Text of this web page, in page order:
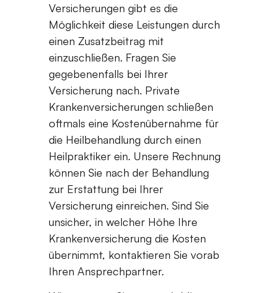
Versicherungen gibt es die
Möglichkeit diese Leistungen durch
einen Zusatzbeitrag mit
einzuschließen. Fragen Sie
gegebenenfalls bei Ihrer
Versicherung nach. Private
Krankenversicherungen schließen
oftmals eine Kostenübernahme für
die Heilbehandlung durch einen
Heilpraktiker ein. Unsere Rechnung
können Sie nach der Behandlung
zur Erstattung bei Ihrer
Versicherung einreichen. Sind Sie
unsicher, in welcher Höhe Ihre
Krankenversicherung die Kosten
übernimmt, kontaktieren Sie vorab
Ihren Ansprechpartner.